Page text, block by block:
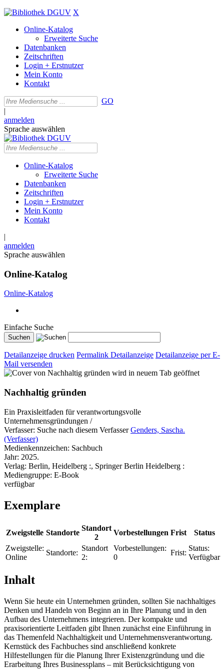
X
Online-Katalog
Erweiterte Suche
Datenbanken
Zeitschriften
Login + Erstnutzer
Mein Konto
Kontakt
GO
|
anmelden
Sprache auswählen
Online-Katalog
Erweiterte Suche
Datenbanken
Zeitschriften
Login + Erstnutzer
Mein Konto
Kontakt
|
anmelden
Sprache auswählen
Online-Katalog
Online-Katalog
Einfache Suche
Detailanzeige drucken Permalink Detailanzeige Detailanzeige per E-
Mail versenden
wird in neuem Tab geöffnet
Nachhaltig gründen
Ein Praxisleitfaden für verantwortungsvolle
Unternehmensgründungen /
Verfasser: Suche nach diesem Verfasser Genders, Sascha.
(Verfasser)
Medienkennzeichen: Sachbuch
Jahr: 2025.
Verlag: Berlin, Heidelberg :, Springer Berlin Heidelberg :
Mediengruppe: E-Book
verfügbar
Exemplare
Zweigstelle Standorte
Standort
2
Vorbestellungen Frist
Status
Zweigstelle:
Online
Standorte:
Standort
2:
Vorbestellungen:
0
Frist:
Status:
Verfügbar
Inhalt
Wenn Sie heute ein Unternehmen gründen, sollten Sie nachhaltiges
Denken und Handeln von Beginn an in Ihre Planung und in den
Aufbau des Unternehmens integrieren. Der kompakte und
praxisorientierte Leitfaden gibt Ihnen zunächst eine Einführung in
das Themenfeld Nachhaltigkeit und Unternehmensverantwortung.
Kernstück des Fachbuches sind anschließend konkrete
Hilfestellungen für die Planung Ihrer Existenzgründung und die
Erarbeitung Ihres Businessplans – mit Berücksichtigung von